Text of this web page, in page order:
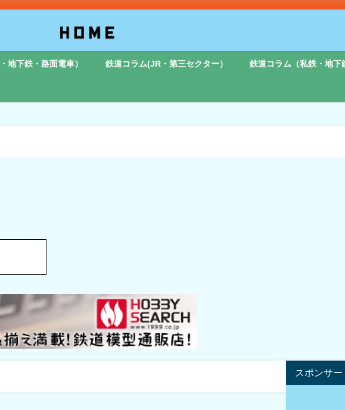
地下鉄・路面電車） 鉄道コラム(JR・第三セクター） 鉄道コラム（私鉄・地下
スポンサー